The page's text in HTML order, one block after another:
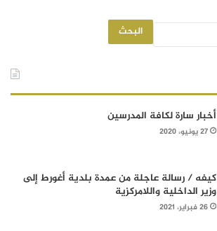
البحث
أخبار سارة لكافة المدرسين
27 يونيو، 2020
كيفه / رسالة عاجلة من عمدة بلدية أغورط إلى
وزير الداخلية واللامركزية
26 فبراير، 2021